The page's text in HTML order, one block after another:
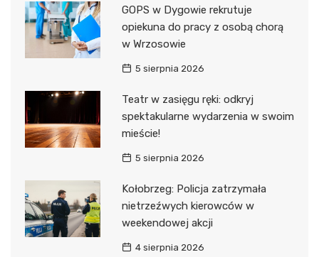
GOPS w Dygowie rekrutuje
opiekuna do pracy z osobą chorą
w Wrzosowie
5 sierpnia 2026
Teatr w zasięgu ręki: odkryj
spektakularne wydarzenia w swoim
mieście!
5 sierpnia 2026
Kołobrzeg: Policja zatrzymała
nietrzeźwych kierowców w
weekendowej akcji
4 sierpnia 2026